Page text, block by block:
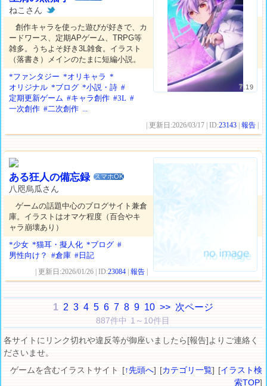
7.19
ねこさん
創作キャラを使った遊びが好きで、カ
ードワース、定期APゲーム、TRPG等
雑多。うちよそ好き3L雑食。イラスト
（落書き）メインのたまに短編小説。
*ファンタジー *オリキャラ *
オリジナル *ブログ *小説・詩 #
定期更新ゲーム #キャラ創作 #3L #
一次創作 #二次創作 ...
| 更新日:2026/03/17 | ID:23143 |報告
ある狂人の備忘録 スマホOK
八咫烏瓜さん
ゲームの話題中心のブログサイト兼倉
庫。イラストはオマケ程度（百合やキ
ャラ崩壊あり）
*少女 *猫耳・擬人化 *ブログ #
男性向け？
#倉庫 #日記
| 更新日:2026/01/26 | ID:23084 |報告
1 2 3 4 5 6 7 8 9 10 >> 次ページ
887件中 1～10件目
各サイトにリンク切れや違反等が御座いましたら[報告]よりご連絡く
ださいませ。
ゲームを含むイラストサイト [↑先頭へ] [カテゴリ一覧] [イラスト検
索TOP]